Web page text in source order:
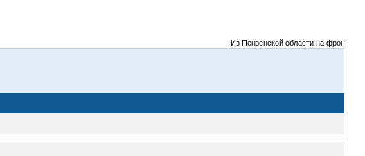
Из Пензенской области на фронты